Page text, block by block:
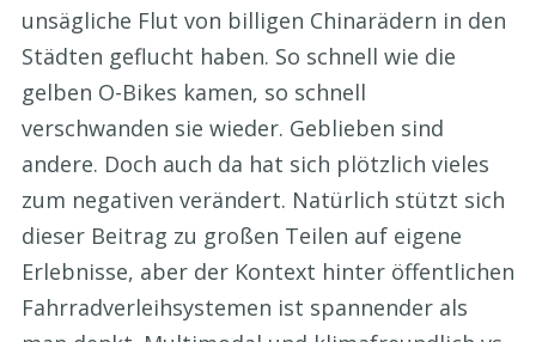
unsägliche Flut von billigen Chinarädern in den
Städten geflucht haben. So schnell wie die
gelben O-Bikes kamen, so schnell
verschwanden sie wieder. Geblieben sind
andere. Doch auch da hat sich plötzlich vieles
zum negativen verändert. Natürlich stützt sich
dieser Beitrag zu großen Teilen auf eigene
Erlebnisse, aber der Kontext hinter öffentlichen
Fahrradverleihsystemen ist spannender als